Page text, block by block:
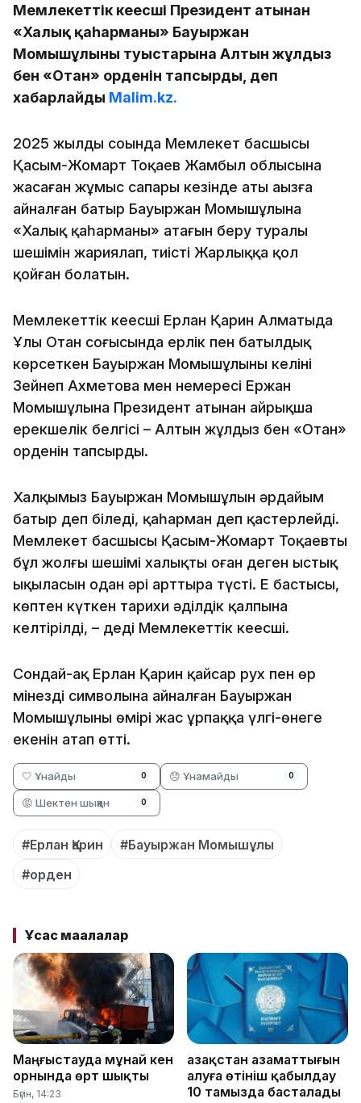
Мемлекеттік кеңесші Президент атынан
«Халық қаһарманы» Бауыржан
Момышұлының туыстарына Алтын жұлдыз
бен «Отан» орденін тапсырды, деп
хабарлайды Malim.kz.
2025 жылдың соңында Мемлекет басшысы
Қасым-Жомарт Тоқаев Жамбыл облысына
жасаған жұмыс сапары кезінде аты аңызға
айналған батыр Бауыржан Момышұлына
«Халық қаһарманы» атағын беру туралы
шешімін жариялап, тиісті Жарлыққа қол
қойған болатын.
Мемлекеттік кеңесші Ерлан Қарин Алматыда
Ұлы Отан соғысында ерлік пен батылдық
көрсеткен Бауыржан Момышұлының келіні
Зейнеп Ахметова мен немересі Ержан
Момышұлына Президент атынан айрықша
ерекшелік белгісі – Алтын жұлдыз бен «Отан»
орденін тапсырды.
Халқымыз Бауыржан Момышұлын әрдайым
батыр деп біледі, қаһарман деп қастерлейді.
Мемлекет басшысы Қасым-Жомарт Тоқаевтың
бұл жолғы шешімі халықтың оған деген ыстық
ықыласын одан әрі арттыра түсті. Ең бастысы,
көптен күткен тарихи әділдік қалпына
келтірілді, – деді Мемлекеттік кеңесші.
Сондай-ақ Ерлан Қарин қайсар рух пен өр
мінездің символына айналған Бауыржан
Момышұлының өмірі жас ұрпаққа үлгі-өнеге
екенін атап өтті.
🤍 Ұнайды 0 😞 Ұнамайды 0
😡 Шектен шыққан 0
#Ерлан Қарин
#Бауыржан Момышұлы
#орден
Ұқсас мақалалар
Маңғыстауда мұнай кен
орнында өрт шықты
Бүгін, 14:23
Қазақстан азаматтығын
алуға өтініш қабылдау
10 тамызда басталады